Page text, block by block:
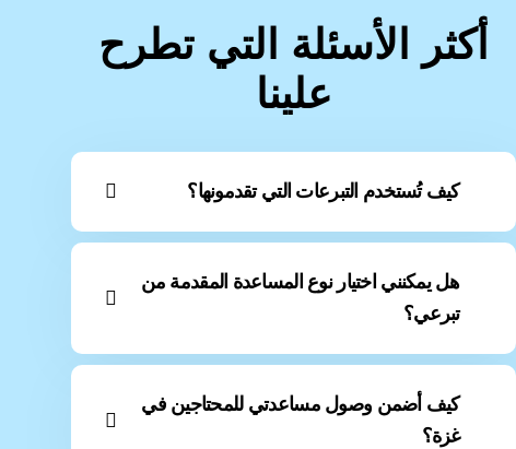
أكثر الأسئلة التي تطرح
علينا
كيف تُستخدم التبرعات التي تقدمونها؟
هل يمكنني اختيار نوع المساعدة المقدمة من
تبرعي؟
كيف أضمن وصول مساعدتي للمحتاجين في
غزة؟